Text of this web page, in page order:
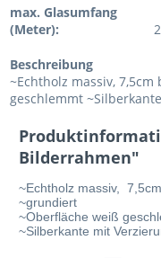
max. Glasumfang
(Meter):
Beschreibung
~Echtholz massiv,
geschlemmt
Bilderrahmen"
~Echtholz massiv,
~grundiert
~Oberfläche weiß
~Silberkante mit